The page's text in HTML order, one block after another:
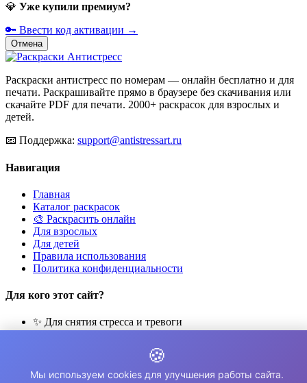
💎 Уже купили премиум?
🔑 Ввести код активации →
Отмена
Раскраски антистресс по номерам — онлайн бесплатно и для
печати. Раскрашивайте прямо в браузере без скачивания или
скачайте PDF для печати. 2000+ раскрасок для взрослых и
детей.
📧 Поддержка: support@antistressart.ru
Навигация
Главная
Каталог раскрасок
🎨 Раскрасить онлайн
Для взрослых
Для детей
Правила использования
Политика конфиденциальности
Для кого этот сайт?
✨ Для снятия стресса и тревоги
🧘 Для медитации и расслабления
👨‍👩‍👧‍👦 Для семейного досуга
🍪
Мы используем cookies для улучшения работы сайта.